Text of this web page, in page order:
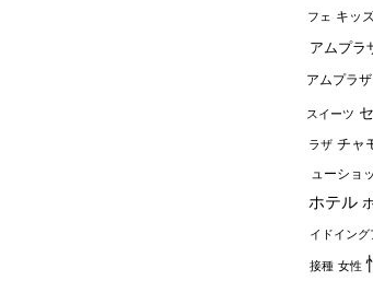
フェ キッ
アムプラ
アムプラ
スイーツ
ラザ チャ
ューショ
ホテル
イドイング
接種 女性